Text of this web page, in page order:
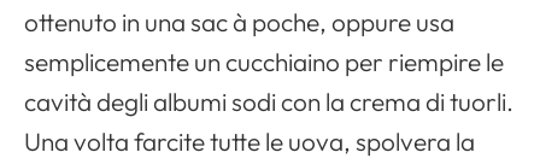
ottenuto in una sac à poche, oppure usa
semplicemente un cucchiaino per riempire le
cavità degli albumi sodi con la crema di tuorli.
Una volta farcite tutte le uova, spolvera la